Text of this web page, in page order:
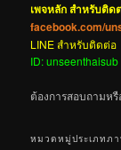
เพจหลัก สำหรับติด
facebook.com/
LINE สำหรับติดต่อ
ID: unseenthaisub
ต้องการสอบถามห
หมวดหมู่ประเภทภ